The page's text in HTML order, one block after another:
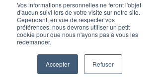
Vos informations personnelles ne feront l'objet
d'aucun suivi lors de votre visite sur notre site.
Cependant, en vue de respecter vos
préférences, nous devrons utiliser un petit
cookie pour que nous n'ayons pas à vous les
redemander.
Accepter Refuser
PRODUITS SOLAIRES
Innovation et expertise
cosmétique pour une
protection optimale